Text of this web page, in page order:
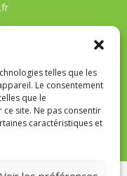
telles que les
Le consentement
que le
site. Ne pas consentir
caractéristiques et